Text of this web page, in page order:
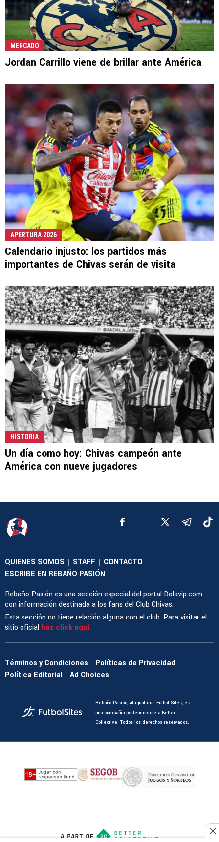
MERCADO
Jordan Carrillo viene de brillar ante América
APERTURA 2026
Calendario injusto: los partidos más
importantes de Chivas serán de visita
HISTORIA
Un día como hoy: Chivas campeón ante
América con nueve jugadores
QUIENES SOMOS | STAFF | CONTACTO |
ESCRIBE EN REBAÑO PASIÓN
Rebaño Pasión es una sección especial del portal Bolavip.com
con información destinada a los fans del Club Chivas.
Esta sección no tiene relación alguna con el club. Para visitar el
sitio oficial haz click aquí
Términos y Condiciones
Políticas de Privacidad
Política Editorial
Ad Choices
Rebaño Pasión, al igual que Futbol Sites, es
una compañía perteneciente a Better
Collective. Todos los derechos reservados.